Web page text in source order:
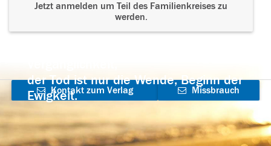
Jetzt anmelden um Teil des Familienkreises zu
werden.
der Tod ist nur die Wende, Beginn der
Ewigkeit.
Kontakt zum Verlag
aufnehmen
Missbrauch